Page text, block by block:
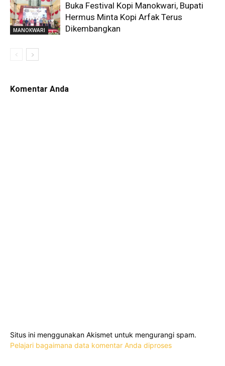
MANOKWARI
Buka Festival Kopi Manokwari, Bupati
Hermus Minta Kopi Arfak Terus
Dikembangkan
Komentar Anda
Situs ini menggunakan Akismet untuk mengurangi spam.
Pelajari bagaimana data komentar Anda diproses